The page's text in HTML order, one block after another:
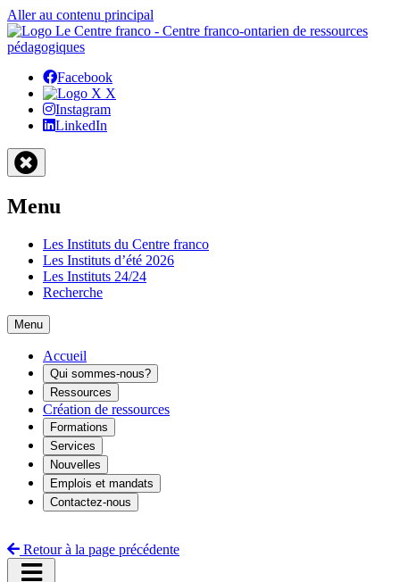
Aller au contenu principal
Facebook
X
Instagram
LinkedIn
Menu
Les Instituts du Centre franco
Les Instituts d’été 2026
Les Instituts 24/24
Recherche
Menu
Accueil
Qui sommes-nous?
Ressources
Création de ressources
Formations
Services
Nouvelles
Emplois et mandats
Contactez-nous
Retour à la page précédente